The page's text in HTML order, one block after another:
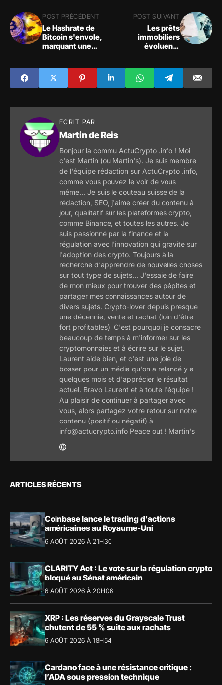
POST PRÉCÉDENT
Le Hashrate de
Bitcoin s'envole,
marquant une
POST SUIVANT
Les prêts
immobiliers
évoluent :
emprunter sur 27
ans
ECRIT PAR
Martin de Reis
Bonjour la commu ActuCrypto .info ! Moi
c'est Martin (ou Martin's). Je suis membre
de l'équipe rédaction sur ActuCrypto .info,
comme vous pouvez le voir de vous
même... Je suis le couteau suisse de la
rédaction, SEO, j'aime créer du contenu à
jour, qualitatif sur les plateformes crypto,
comme Binance, et toutes les autres. Je
suis passionné par la finance et la
régulation avec l'innovation qui gravite sur
l'adoption des crypto. Toujours à la
recherche d'apprendre de nouvelles choses
sur tout type de sujets... J'essaie de faire
de mon mieux pour trouver des pépites et
partager mes connaissances autour de
divers sujets. Crypto-lover depuis presque
une décennie, vente et rachat (loin d'être
fort profitables). C'est pourquoi je consacre
beaucoup de temps à m'informer sur les
cryptomonnaies et à écrire sur le sujet.
Laurent aide bien, et c'est une joie de
bosser pour un média qu'on a relancé y a
quelques mois et d'apprécier le résultat
actuel. Bravo Laurent et à toute l'équipe !
Au plaisir de continuer à partager avec
vous, alors partagez votre retour sur notre
contenu (positif ou négatif) à
info@actucrypto.info Peace out ! Martin's
ARTICLES RÉCENTS
Coinbase lance le trading d’actions
américaines au Royaume-Uni
6 AOÛT 2026 À 21H30
CLARITY Act : Le vote sur la régulation crypto
bloqué au Sénat américain
6 AOÛT 2026 À 20H06
XRP : Les réserves du Grayscale Trust
chutent de 55 % suite aux rachats
6 AOÛT 2026 À 18H54
Cardano face à une résistance critique :
l’ADA sous pression technique